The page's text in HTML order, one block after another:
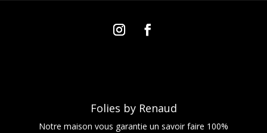
Folies by Renaud
Notre maison vous garantie un savoir faire 100%